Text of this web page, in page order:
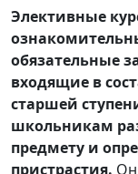
Элективные
обязательные
входящие в
старшей
школьникам
предмету и
пристрастия.